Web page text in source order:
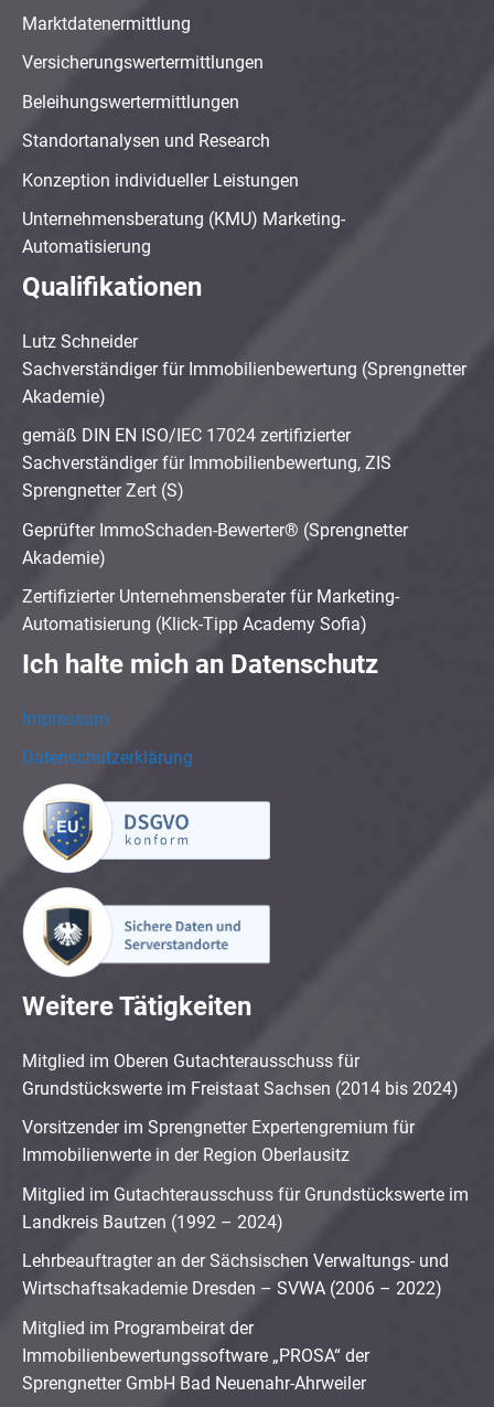
Marktdatenermittlung
Versicherungswertermittlungen
Beleihungswertermittlungen
Standortanalysen und Research
Konzeption individueller Leistungen
Unternehmensberatung (KMU) Marketing-
Automatisierung
Qualifikationen
Lutz Schneider
Sachverständiger für Immobilienbewertung (Sprengnetter
Akademie)
gemäß DIN EN ISO/IEC 17024 zertifizierter
Sachverständiger für Immobilienbewertung, ZIS
Sprengnetter Zert (S)
Geprüfter ImmoSchaden-Bewerter® (Sprengnetter
Akademie)
Zertifizierter Unternehmensberater für Marketing-
Automatisierung (Klick-Tipp Academy Sofia)
Ich halte mich an Datenschutz
Impressum
Datenschutzerklärung
Weitere Tätigkeiten
Mitglied im Oberen Gutachterausschuss für
Grundstückswerte im Freistaat Sachsen (2014 bis 2024)
Vorsitzender im Sprengnetter Expertengremium für
Immobilienwerte in der Region Oberlausitz
Mitglied im Gutachterausschuss für Grundstückswerte im
Landkreis Bautzen (1992 – 2024)
Lehrbeauftragter an der Sächsischen Verwaltungs- und
Wirtschaftsakademie Dresden – SVWA (2006 – 2022)
Mitglied im Programbeirat der
Immobilienbewertungssoftware „PROSA“ der
Sprengnetter GmbH Bad Neuenahr-Ahrweiler